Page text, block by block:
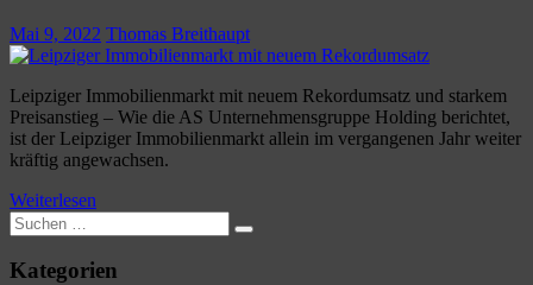
Mai 9, 2022 Thomas Breithaupt
Leipziger Immobilienmarkt mit neuem Rekordumsatz und starkem
Preisanstieg – Wie die AS Unternehmensgruppe Holding berichtet,
ist der Leipziger Immobilienmarkt allein im vergangenen Jahr weiter
kräftig angewachsen.
Weiterlesen
Suchen
nach:
Suchen
Kategorien